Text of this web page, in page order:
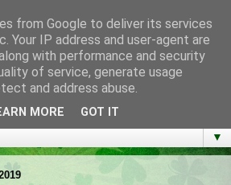
hjelper deg med å lese gjennom hele
▼
from Google to deliver its services
Your IP address and user-agent are
with performance and security
of service, generate usage
and address abuse.
MORE GOT IT